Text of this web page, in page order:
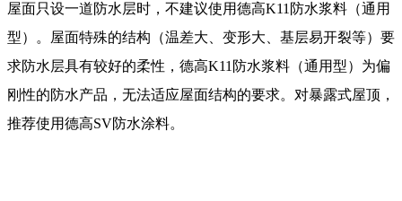
屋面只设一道防水层时，不建议使用德高K11防水浆料（通用
型）。屋面特殊的结构（温差大、变形大、基层易开裂等）要
求防水层具有较好的柔性，德高K11防水浆料（通用型）为偏
刚性的防水产品，无法适应屋面结构的要求。对暴露式屋顶，
推荐使用德高SV防水涂料。